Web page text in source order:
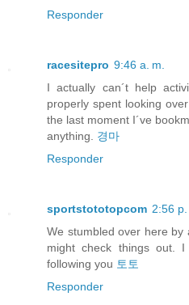
Responder
racesitepro 9:46 a. m.
I actually can´t help
properly spent looking
the last moment I´ve
anything. 경마
Responder
sportstototopcom 2:56 p.
We stumbled over here by
might check things out.
following you 토토
Responder